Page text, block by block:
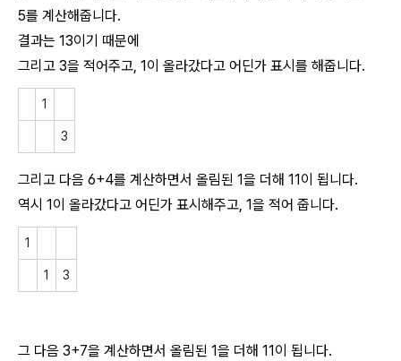
5를 계산해줍니다.
결과는 13이기 때문에
그리고 3을 적어주고, 1이 올라갔다고 어딘가 표시를 해줍니다.
1
3
그리고 다음 6+4를 계산하면서 올림된 1을 더해 11이 됩니다.
역시 1이 올라갔다고 어딘가 표시해주고, 1을 적어 줍니다.
1
1 3
그 다음 3+7을 계산하면서 올림된 1을 더해 11이 됩니다.